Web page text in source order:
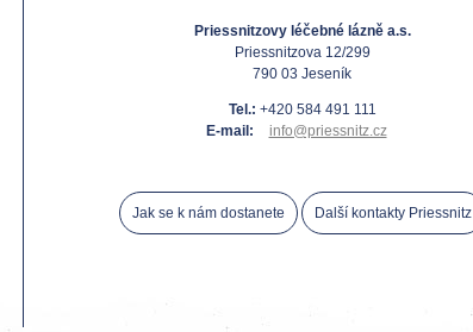
Priessnitzovy léčebné lázně a.s.
Priessnitzova 12/299
790 03 Jeseník
Tel.: +420 584 491 111
E-mail:
info@priessnitz.cz
Jak se k nám dostanete Další kontakty Priessnitz